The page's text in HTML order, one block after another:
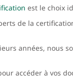
est le choix
de la
années, nous
accéder à vos